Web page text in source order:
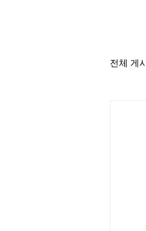
전체 게